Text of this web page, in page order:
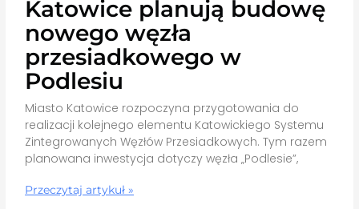
Katowice planują budowę
nowego węzła
przesiadkowego w
Podlesiu
Miasto Katowice rozpoczyna przygotowania do
realizacji kolejnego elementu Katowickiego Systemu
Zintegrowanych Węzłów Przesiadkowych. Tym razem
planowana inwestycja dotyczy węzła „Podlesie”,
Przeczytaj artykuł »